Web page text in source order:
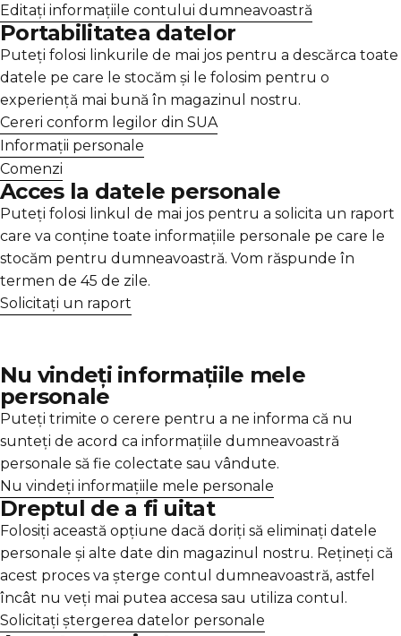
Editați informațiile contului dumneavoastră
Portabilitatea datelor
Puteți folosi linkurile de mai jos pentru a descărca toate
datele pe care le stocăm și le folosim pentru o
experiență mai bună în magazinul nostru.
Cereri conform legilor din SUA
Informații personale
Comenzi
Acces la datele personale
Puteți folosi linkul de mai jos pentru a solicita un raport
care va conține toate informațiile personale pe care le
stocăm pentru dumneavoastră. Vom răspunde în
termen de 45 de zile.
Solicitați un raport
Nu vindeți informațiile mele
personale
Puteți trimite o cerere pentru a ne informa că nu
sunteți de acord ca informațiile dumneavoastră
personale să fie colectate sau vândute.
Nu vindeți informațiile mele personale
Dreptul de a fi uitat
Folosiți această opțiune dacă doriți să eliminați datele
personale și alte date din magazinul nostru. Rețineți că
acest proces va șterge contul dumneavoastră, astfel
încât nu veți mai putea accesa sau utiliza contul.
Solicitați ștergerea datelor personale